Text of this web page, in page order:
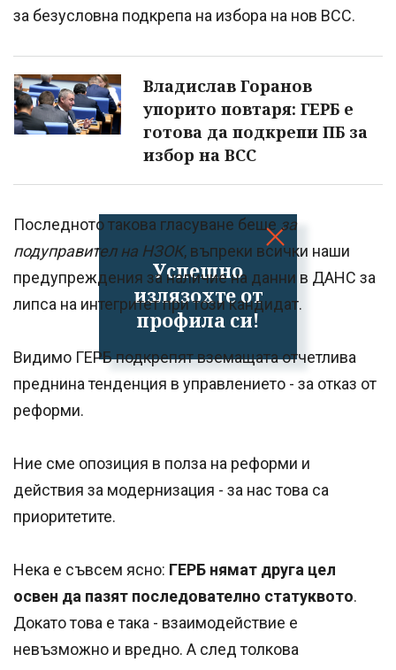
Успешно
излязохте от
профила си!
за безусловна подкрепа на избора на нов ВСС.
Владислав Горанов
упорито повтаря: ГЕРБ е
готова да подкрепи ПБ за
избор на ВСС
Последното такова гласуване беше за
подуправител на НЗОК, въпреки всички наши
предупреждения за наличие на данни в ДАНС за
липса на интегритет при този кандидат.
Видимо ГЕРБ подкрепят вземащата отчетлива
преднина тенденция в управлението - за отказ от
реформи.
Ние сме опозиция в полза на реформи и
действия за модернизация - за нас това са
приоритетите.
Нека е съвсем ясно: ГЕРБ нямат друга цел
освен да пазят последователно статуквото.
Докато това е така - взаимодействие е
невъзможно и вредно. А след толкова